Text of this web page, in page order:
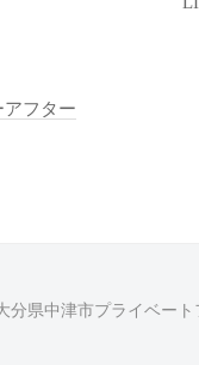
フター
分県中津市プライベー